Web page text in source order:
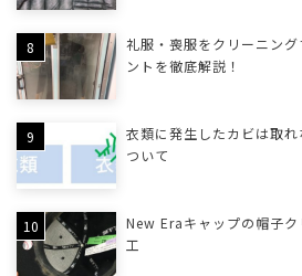
礼服・喪服をクリーニン
ントを徹底解説！
衣類に発生したカビは取
ついて
New Eraキャップの帽子
工